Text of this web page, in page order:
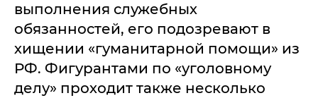
выполнения служебных
обязанностей, его подозревают в
хищении «гуманитарной помощи» из
РФ. Фигурантами по «уголовному
делу» проходит также несколько